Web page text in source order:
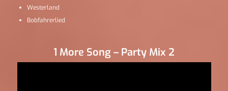
Westerland
Bobfahrerlied
1 More Song – Party Mix 2